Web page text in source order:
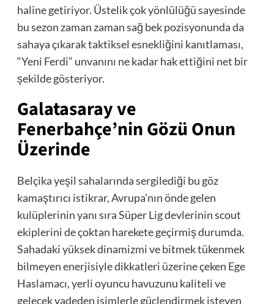
haline getiriyor. Üstelik çok yönlülüğü sayesinde
bu sezon zaman zaman sağ bek pozisyonunda da
sahaya çıkarak taktiksel esnekliğini kanıtlaması,
“Yeni Ferdi” unvanını ne kadar hak ettiğini net bir
şekilde gösteriyor.
Galatasaray ve
Fenerbahçe’nin Gözü Onun
Üzerinde
Belçika yeşil sahalarında sergilediği bu göz
kamaştırıcı istikrar, Avrupa’nın önde gelen
kulüplerinin yanı sıra Süper Lig devlerinin scout
ekiplerini de çoktan harekete geçirmiş durumda.
Sahadaki yüksek dinamizmi ve bitmek tükenmek
bilmeyen enerjisiyle dikkatleri üzerine çeken Ege
Haslamacı, yerli oyuncu havuzunu kaliteli ve
gelecek vadeden isimlerle güçlendirmek isteyen